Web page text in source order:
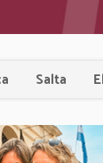
Salta